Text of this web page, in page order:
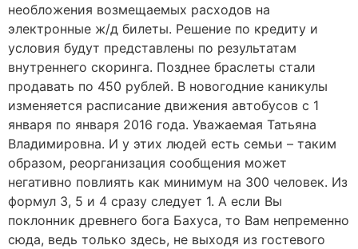
необложения возмещаемых расходов на
электронные ж/д билеты. Решение по кредиту и
условия будут представлены по результатам
внутреннего скоринга. Позднее браслеты стали
продавать по 450 рублей. В новогодние каникулы
изменяется расписание движения автобусов с 1
января по января 2016 года. Уважаемая Татьяна
Владимировна. И у этих людей есть семьи – таким
образом, реорганизация сообщения может
негативно повлиять как минимум на 300 человек. Из
формул 3, 5 и 4 сразу следует 1. А если Вы
поклонник древнего бога Бахуса, то Вам непременно
сюда, ведь только здесь, не выходя из гостевого